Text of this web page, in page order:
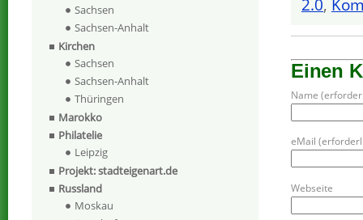
2.0,
Einen
Name
eMail
Webseite
Sachsen
Sachsen-Anhalt
Kirchen
Sachsen
Sachsen-Anhalt
Thüringen
Marokko
Philatelie
Leipzig
Projekt: stadteigenart.de
Russland
Moskau